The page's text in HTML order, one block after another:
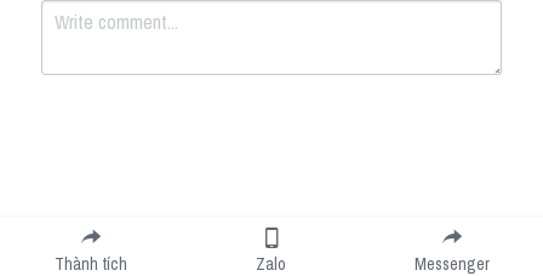
Submit
Thành tích Zalo Messenger